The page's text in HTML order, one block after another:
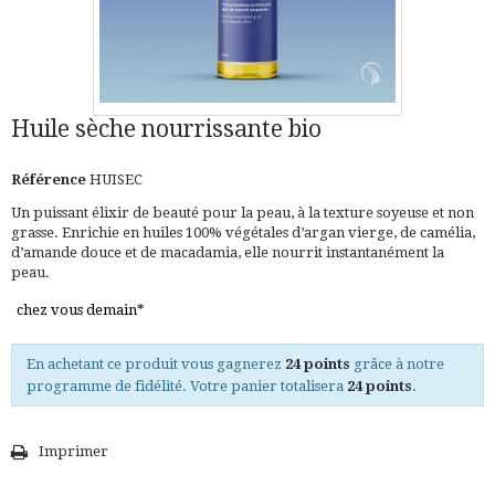
Huile sèche nourrissante bio
Référence HUISEC
Un puissant élixir de beauté pour la peau, à la texture soyeuse et non
grasse. Enrichie en huiles 100% végétales d’argan vierge, de camélia,
d’amande douce et de macadamia, elle nourrit instantanément la
peau.
chez vous demain*
En achetant ce produit vous gagnerez 24 points grâce à notre
programme de fidélité. Votre panier totalisera 24 points.
Imprimer